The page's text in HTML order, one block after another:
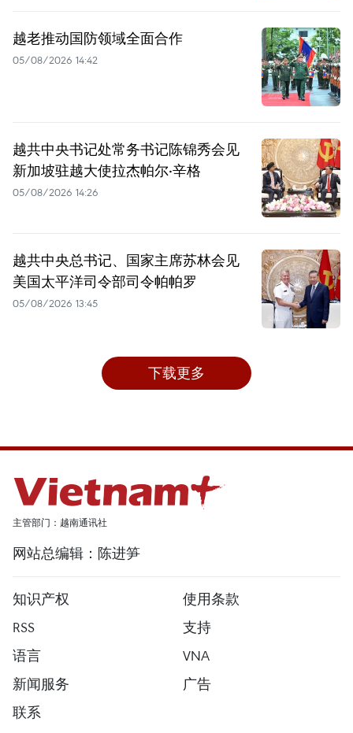
越老推动国防领域全面合作
05/08/2026 14:42
越共中央书记处常务书记陈锦秀会见
新加坡驻越大使拉杰帕尔·辛格
05/08/2026 14:26
越共中央总书记、国家主席苏林会见
美国太平洋司令部司令帕帕罗
05/08/2026 13:45
下载更多
主管部门：越南通讯社
网站总编辑：陈进笋
知识产权
使用条款
RSS
支持
语言
VNA
新闻服务
广告
联系